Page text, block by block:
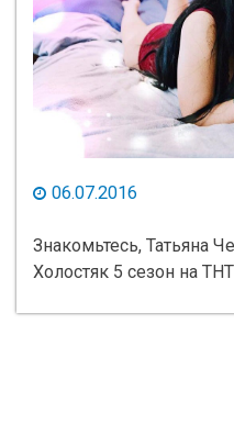
06.07.2016
Знакомьтесь, Татьяна
Холостяк 5 сезон на